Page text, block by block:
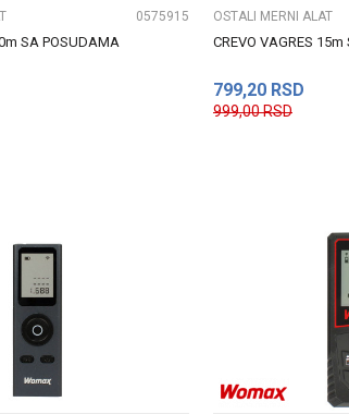
0575915
SA POSUDAMA
OSTALI MERNI ALAT
CREVO VAGRES
799,20 RSD
999,00RSD
UPOREDI